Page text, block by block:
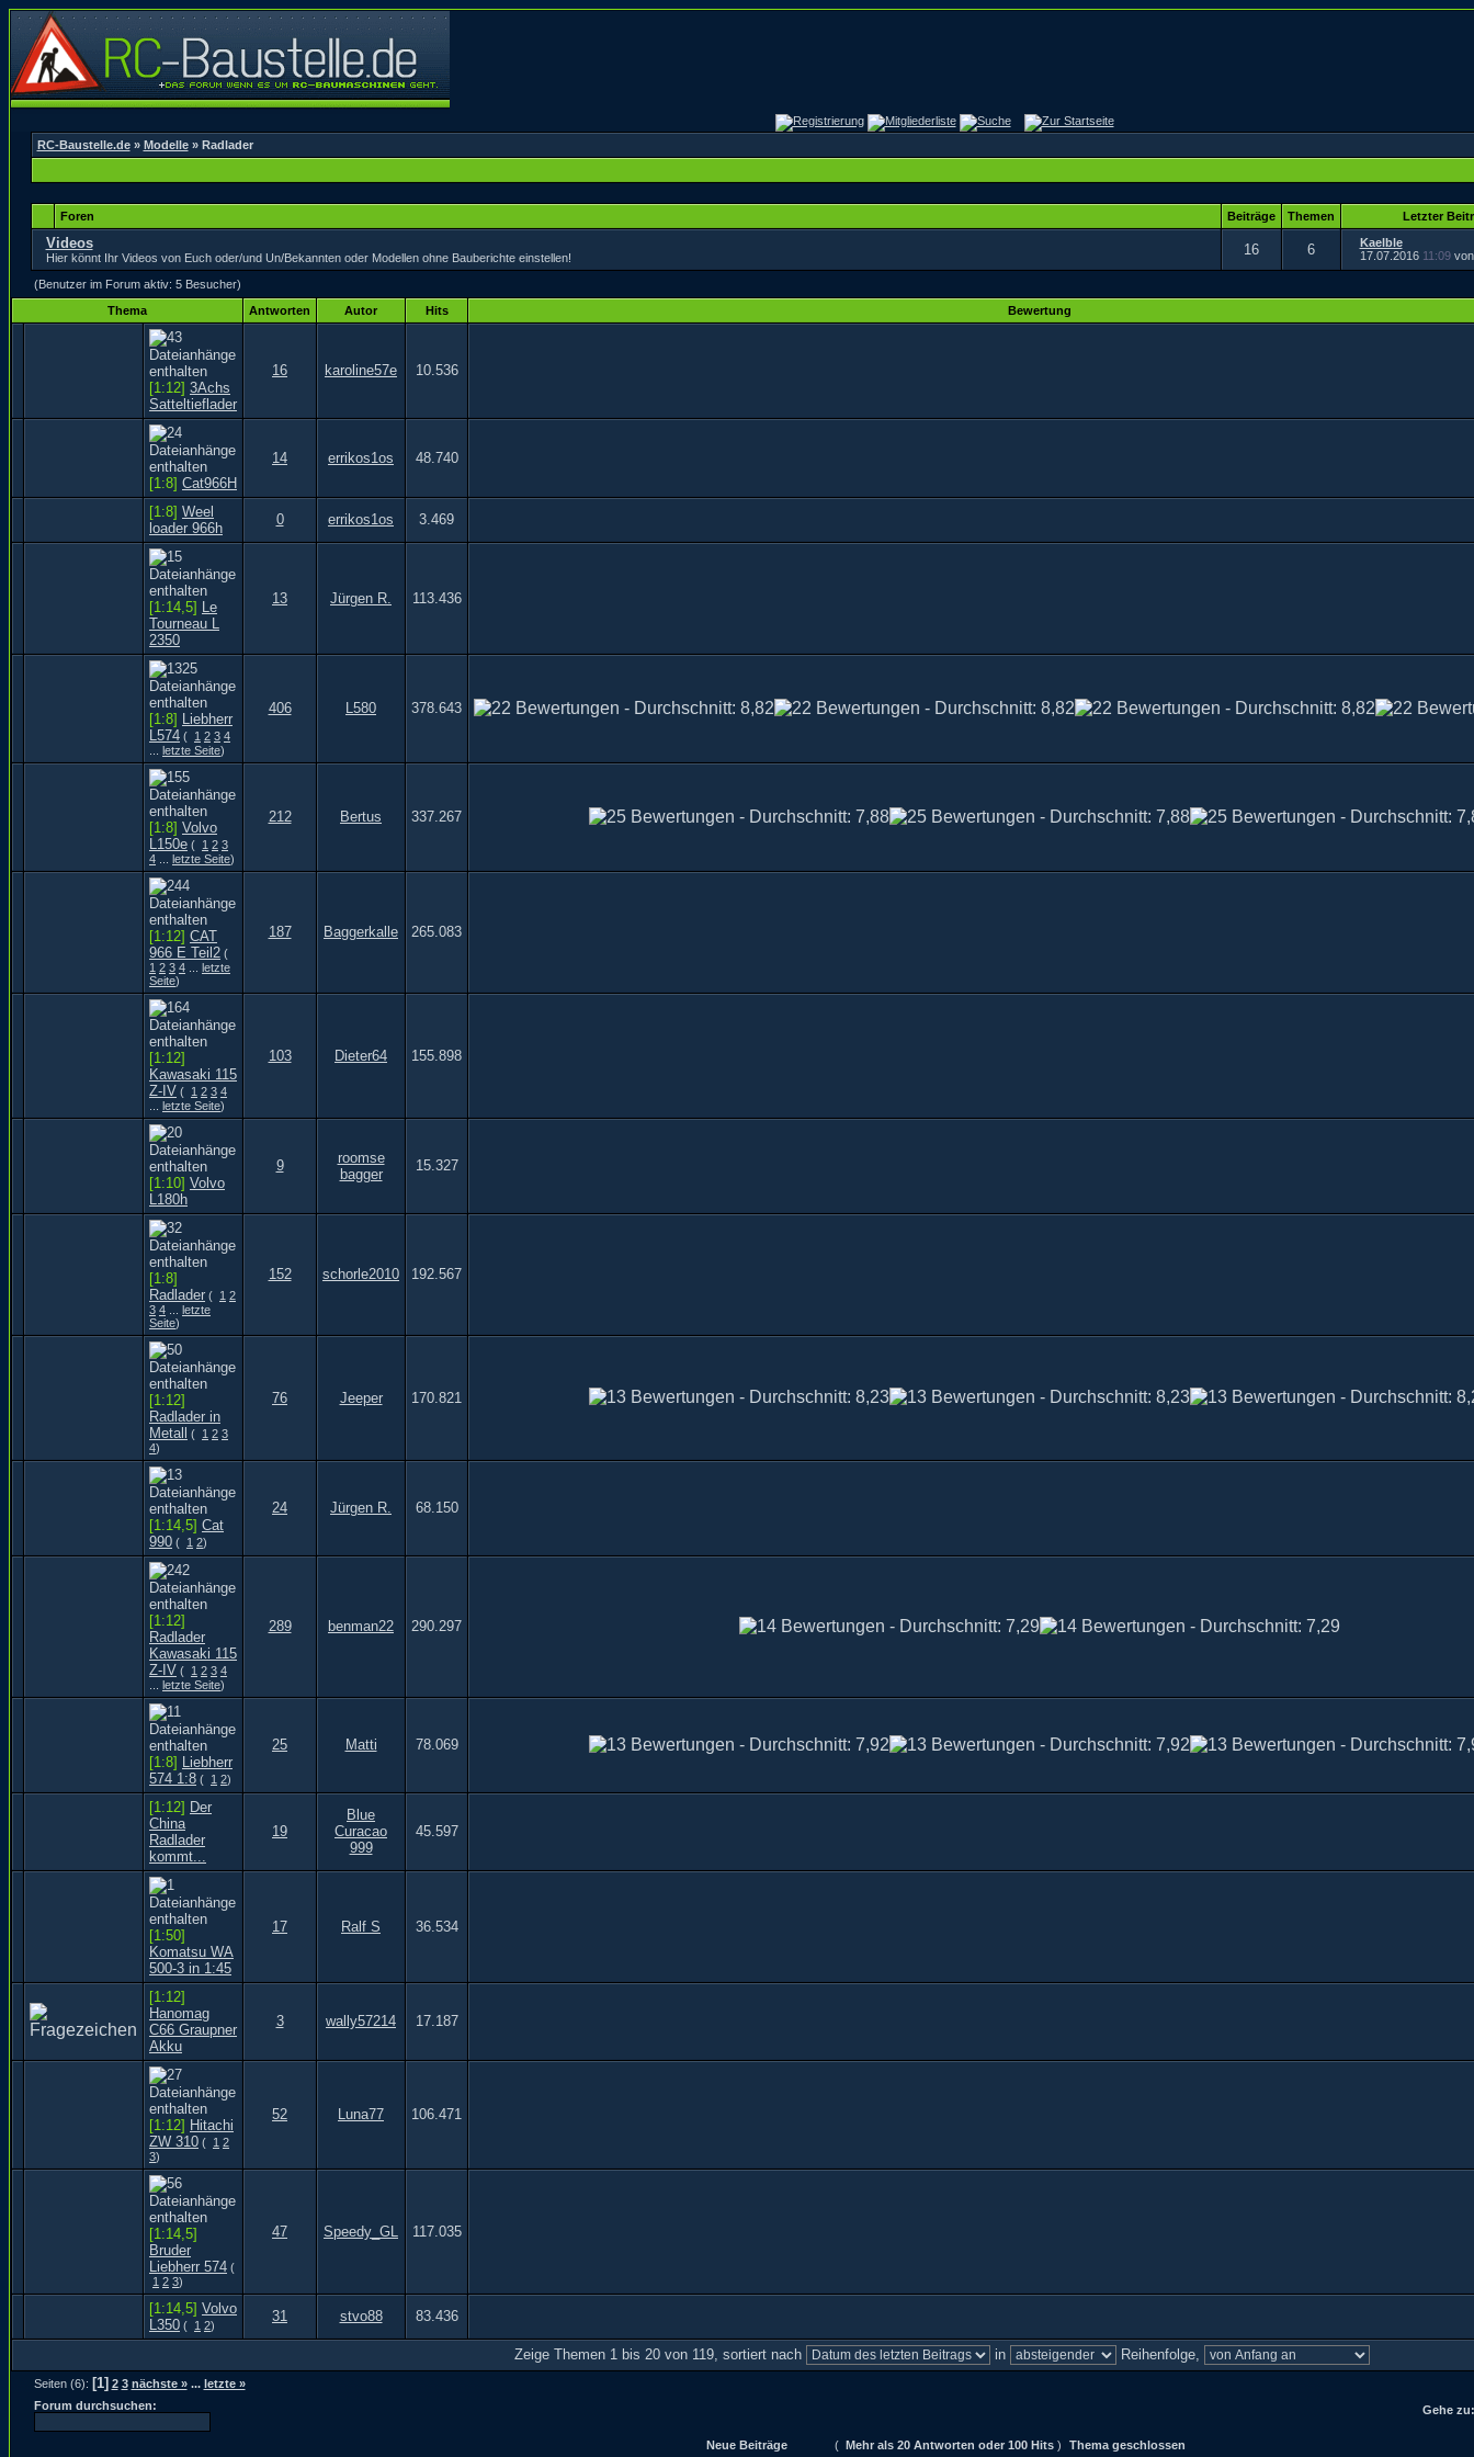
RC-Baustelle.de» Modelle» Radlader
Foren Beiträge Themen Letzter
Videos
Hier könnt Ihr Videos von Euch oder/und Un/Bekannten oder Modellen ohne Bauberichte einstellen! 16 6
Kaelble
17.07.2016 11:09
(Benutzer im Forum aktiv: 5 Besucher)
Thema
Antworten Autor Hits Bewertung
[1:12] 3Achs
Satteltieflader
16 karoline57e 10.536
[1:8] Cat966H
14 errikos1os 48.740
[1:8] Weel
loader 966h
0 errikos1os 3.469
[1:14,5] Le
Tourneau L
2350
13 Jürgen R. 113.436
[1:8] Liebherr
L574 ( 1 2 3 4
letzte Seite)
406 L580 378.643
[1:8] Volvo
L150e ( 1 2 3
4
letzte Seite)
212 Bertus 337.267
[1:12] CAT
966 E Teil2 (
1 2 3 4
letzte
Seite)
187 Baggerkalle 265.083
[1:12]
Kawasaki 115
Z-IV ( 1 2 3 4
letzte Seite)
103 Dieter64 155.898
[1:10] Volvo
L180h
9
roomse
bagger
15.327
[1:8]
Radlader ( 1 2
3 4
letzte
Seite)
152 schorle2010 192.567
[1:12]
Radlader in
Metall
( 1 2 3
4)
76 Jeeper 170.821
[1:14,5] Cat
990 ( 1 2)
24 Jürgen R. 68.150
[1:12]
Radlader
Kawasaki 115
Z-IV ( 1 2 3 4
letzte Seite)
289 benman22 290.297
[1:8] Liebherr
574 1:8 ( 1 2)
25 Matti 78.069
[1:12] Der
China
Radlader
kommt...
19
Blue
Curacao
999
45.597
[1:50]
Komatsu WA
500-3 in 1:45
17 Ralf S 36.534
[1:12]
Hanomag
C66 Graupner
Akku
3 wally57214 17.187
[1:12] Hitachi
ZW 310 ( 1 2
3)
52 Luna77 106.471
[1:14,5]
Bruder
Liebherr 574 (
1 2 3)
47 Speedy_GL 117.035
[1:14,5] Volvo
L350 ( 1 2)
31 stvo88 83.436
Zeige Themen 1 bis 20 von 119, sortiert nach in Reihenfolge,
Seiten (6): [1] 2 3 nächste » ... letzte »
Forum durchsuchen:
Gehe
Neue Beiträge ( Mehr als 20 Antworten oder 100 Hits )
Thema geschlossen